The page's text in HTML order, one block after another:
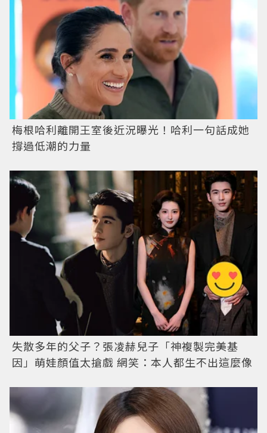
梅根哈利離開王室後近況曝光！哈利一句話成她
撐過低潮的力量
失散多年的父子？張凌赫兒子「神複製完美基
因」萌娃顏值太搶戲 網笑：本人都生不出這麼像